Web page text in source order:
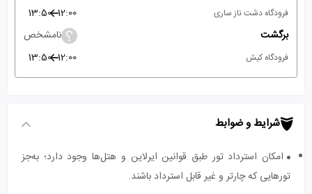
فرودگاه دشت ناز ساری 12:00
13:50
برگشت
نامشخص
فرودگاه کیش 12:00
13:50
شرایط و ضوابط
امکان استرداد تور طبق قوانین ایرلاین و هتل‌ها وجود دارد؛ به‌جز
تورهایی که چارتر و غیر قابل استرداد باشند.